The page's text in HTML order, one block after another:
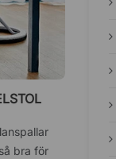
bra för